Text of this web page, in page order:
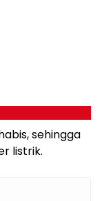
sehingga
listrik.